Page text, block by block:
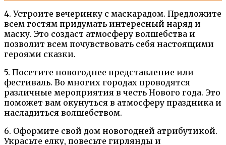
4. Устроите вечеринку с маскарадом. Предложите
всем гостям придумать интересный наряд и
маску. Это создаст атмосферу волшебства и
позволит всем почувствовать себя настоящими
героями сказки.
5. Посетите новогоднее представление или
фестиваль. Во многих городах проводятся
различные мероприятия в честь Нового года. Это
поможет вам окунуться в атмосферу праздника и
насладиться волшебством.
6. Оформите свой дом новогодней атрибутикой.
Украсьте елку, повесьте гирлянды и